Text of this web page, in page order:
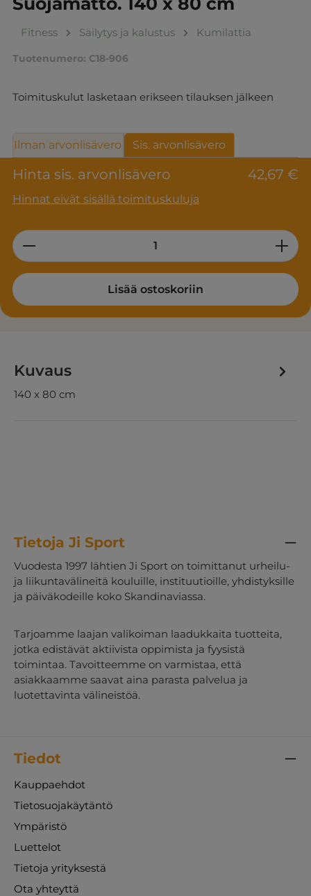
Fitness Säilytys ja kalustus Kumilattia
Tuotenumero: C18-906
Toimituskulut lasketaan erikseen tilauksen jälkeen
Hinta sis. arvonlisävero 42,67 €
Hinnat eivät sisällä toimituskuluja
Ilman arvonlisävero Sis. arvonlisävero
Product Quantity: Enter the desired
Lisää ostoskoriin
Kuvaus
140 x 80 cm
Tietoja Ji Sport
Vuodesta 1997 lähtien Ji Sport on toimittanut urheilu-
ja liikuntavälineitä kouluille, instituutioille, yhdistyksille
ja päiväkodeille koko Skandinaviassa.
Tarjoamme laajan valikoiman laadukkaita tuotteita,
jotka edistävät aktiivista oppimista ja fyysistä
toimintaa. Tavoitteemme on varmistaa, että
asiakkaamme saavat aina parasta palvelua ja
luotettavinta välineistöä.
Tiedot
Kauppaehdot
Tietosuojakäytäntö
Ympäristö
Luettelot
Tietoja yrityksestä
Ota yhteyttä